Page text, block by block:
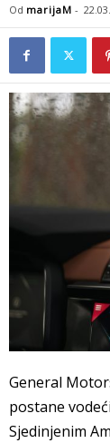
Od marijaM -
General
postane
Sjedinjenim